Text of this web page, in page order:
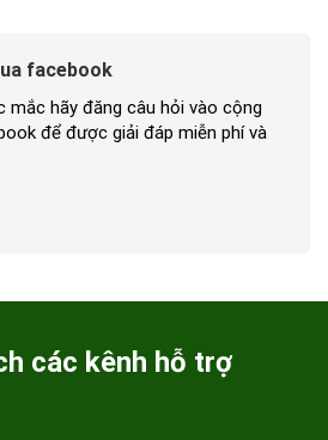
facebook
mắc hãy đăng câu hỏi vào cộng
để được giải đáp miễn phí và
các kênh hỗ trợ